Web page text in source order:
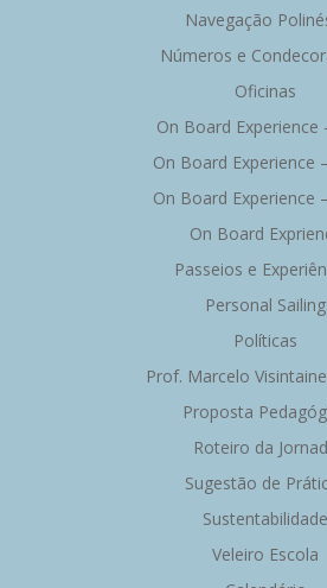
Navegação
Números e
Oficinas
On Board Experience
On Board Experience
On Board Experience
On Board
Passeios e
Personal Sailing
Políticas
Prof. Marcelo
Proposta
Roteiro da
Sugestão de
Sustentabilidade
Veleiro Escola